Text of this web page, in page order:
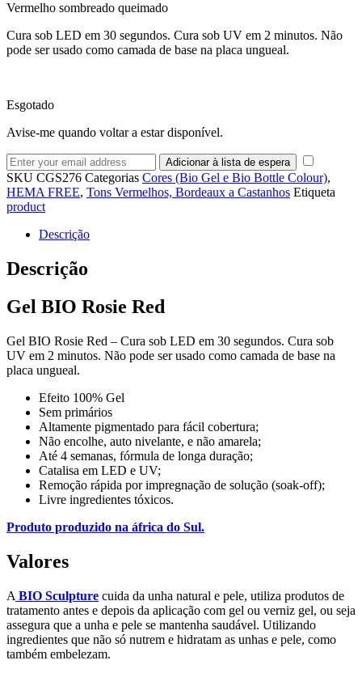
Vermelho sombreado queimado
Cura sob LED em 30 segundos. Cura sob UV em 2 minutos. Não
pode ser usado como camada de base na placa ungueal.
Esgotado
Avise-me quando voltar a estar disponível.
SKU CGS276 Categorias Cores (Bio Gel e Bio Bottle Colour),
HEMA FREE, Tons Vermelhos, Bordeaux a Castanhos Etiqueta
product
Descrição
Descrição
Gel BIO Rosie Red
Gel BIO Rosie Red – Cura sob LED em 30 segundos. Cura sob
UV em 2 minutos. Não pode ser usado como camada de base na
placa ungueal.
Efeito 100% Gel
Sem primários
Altamente pigmentado para fácil cobertura;
Não encolhe, auto nivelante, e não amarela;
Até 4 semanas, fórmula de longa duração;
Catalisa em LED e UV;
Remoção rápida por impregnação de solução (soak-off);
Livre ingredientes tóxicos.
Produto produzido na áfrica do Sul.
Valores
A BIO Sculpture cuida da unha natural e pele, utiliza produtos de
tratamento antes e depois da aplicação com gel ou verniz gel, ou seja
assegura que a unha e pele se mantenha saudável. Utilizando
ingredientes que não só nutrem e hidratam as unhas e pele, como
também embelezam.